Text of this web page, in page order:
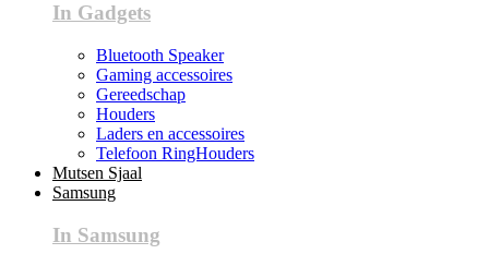
In Gadgets
Bluetooth Speaker
Gaming accessoires
Gereedschap
Houders
Laders en accessoires
Telefoon RingHouders
Mutsen Sjaal
Samsung
In Samsung